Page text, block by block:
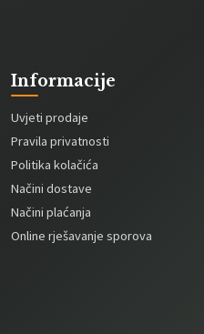
Informacije
Uvjeti prodaje
Pravila privatnosti
Politika kolačića
Načini dostave
Načini plaćanja
Online rješavanje sporova